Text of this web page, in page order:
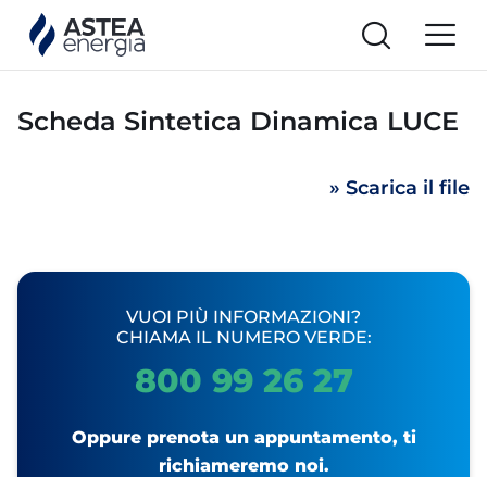
Scheda Sintetica Dinamica LUCE
» Scarica il file
VUOI PIÙ INFORMAZIONI?
CHIAMA IL NUMERO VERDE:
800 99 26 27
Oppure prenota un appuntamento, ti
richiameremo noi.